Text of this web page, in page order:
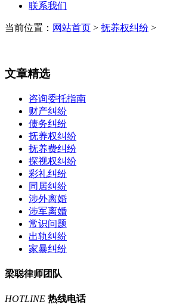
联系我们
当前位置： 网站首页 > 抚养权纠纷 >
文章精选
咨询委托指南
财产纠纷
债务纠纷
抚养权纠纷
抚养费纠纷
探视权纠纷
彩礼纠纷
同居纠纷
涉外离婚
涉军离婚
常识问题
出轨纠纷
家暴纠纷
梁聪律师团队
HOTLINE 热线电话